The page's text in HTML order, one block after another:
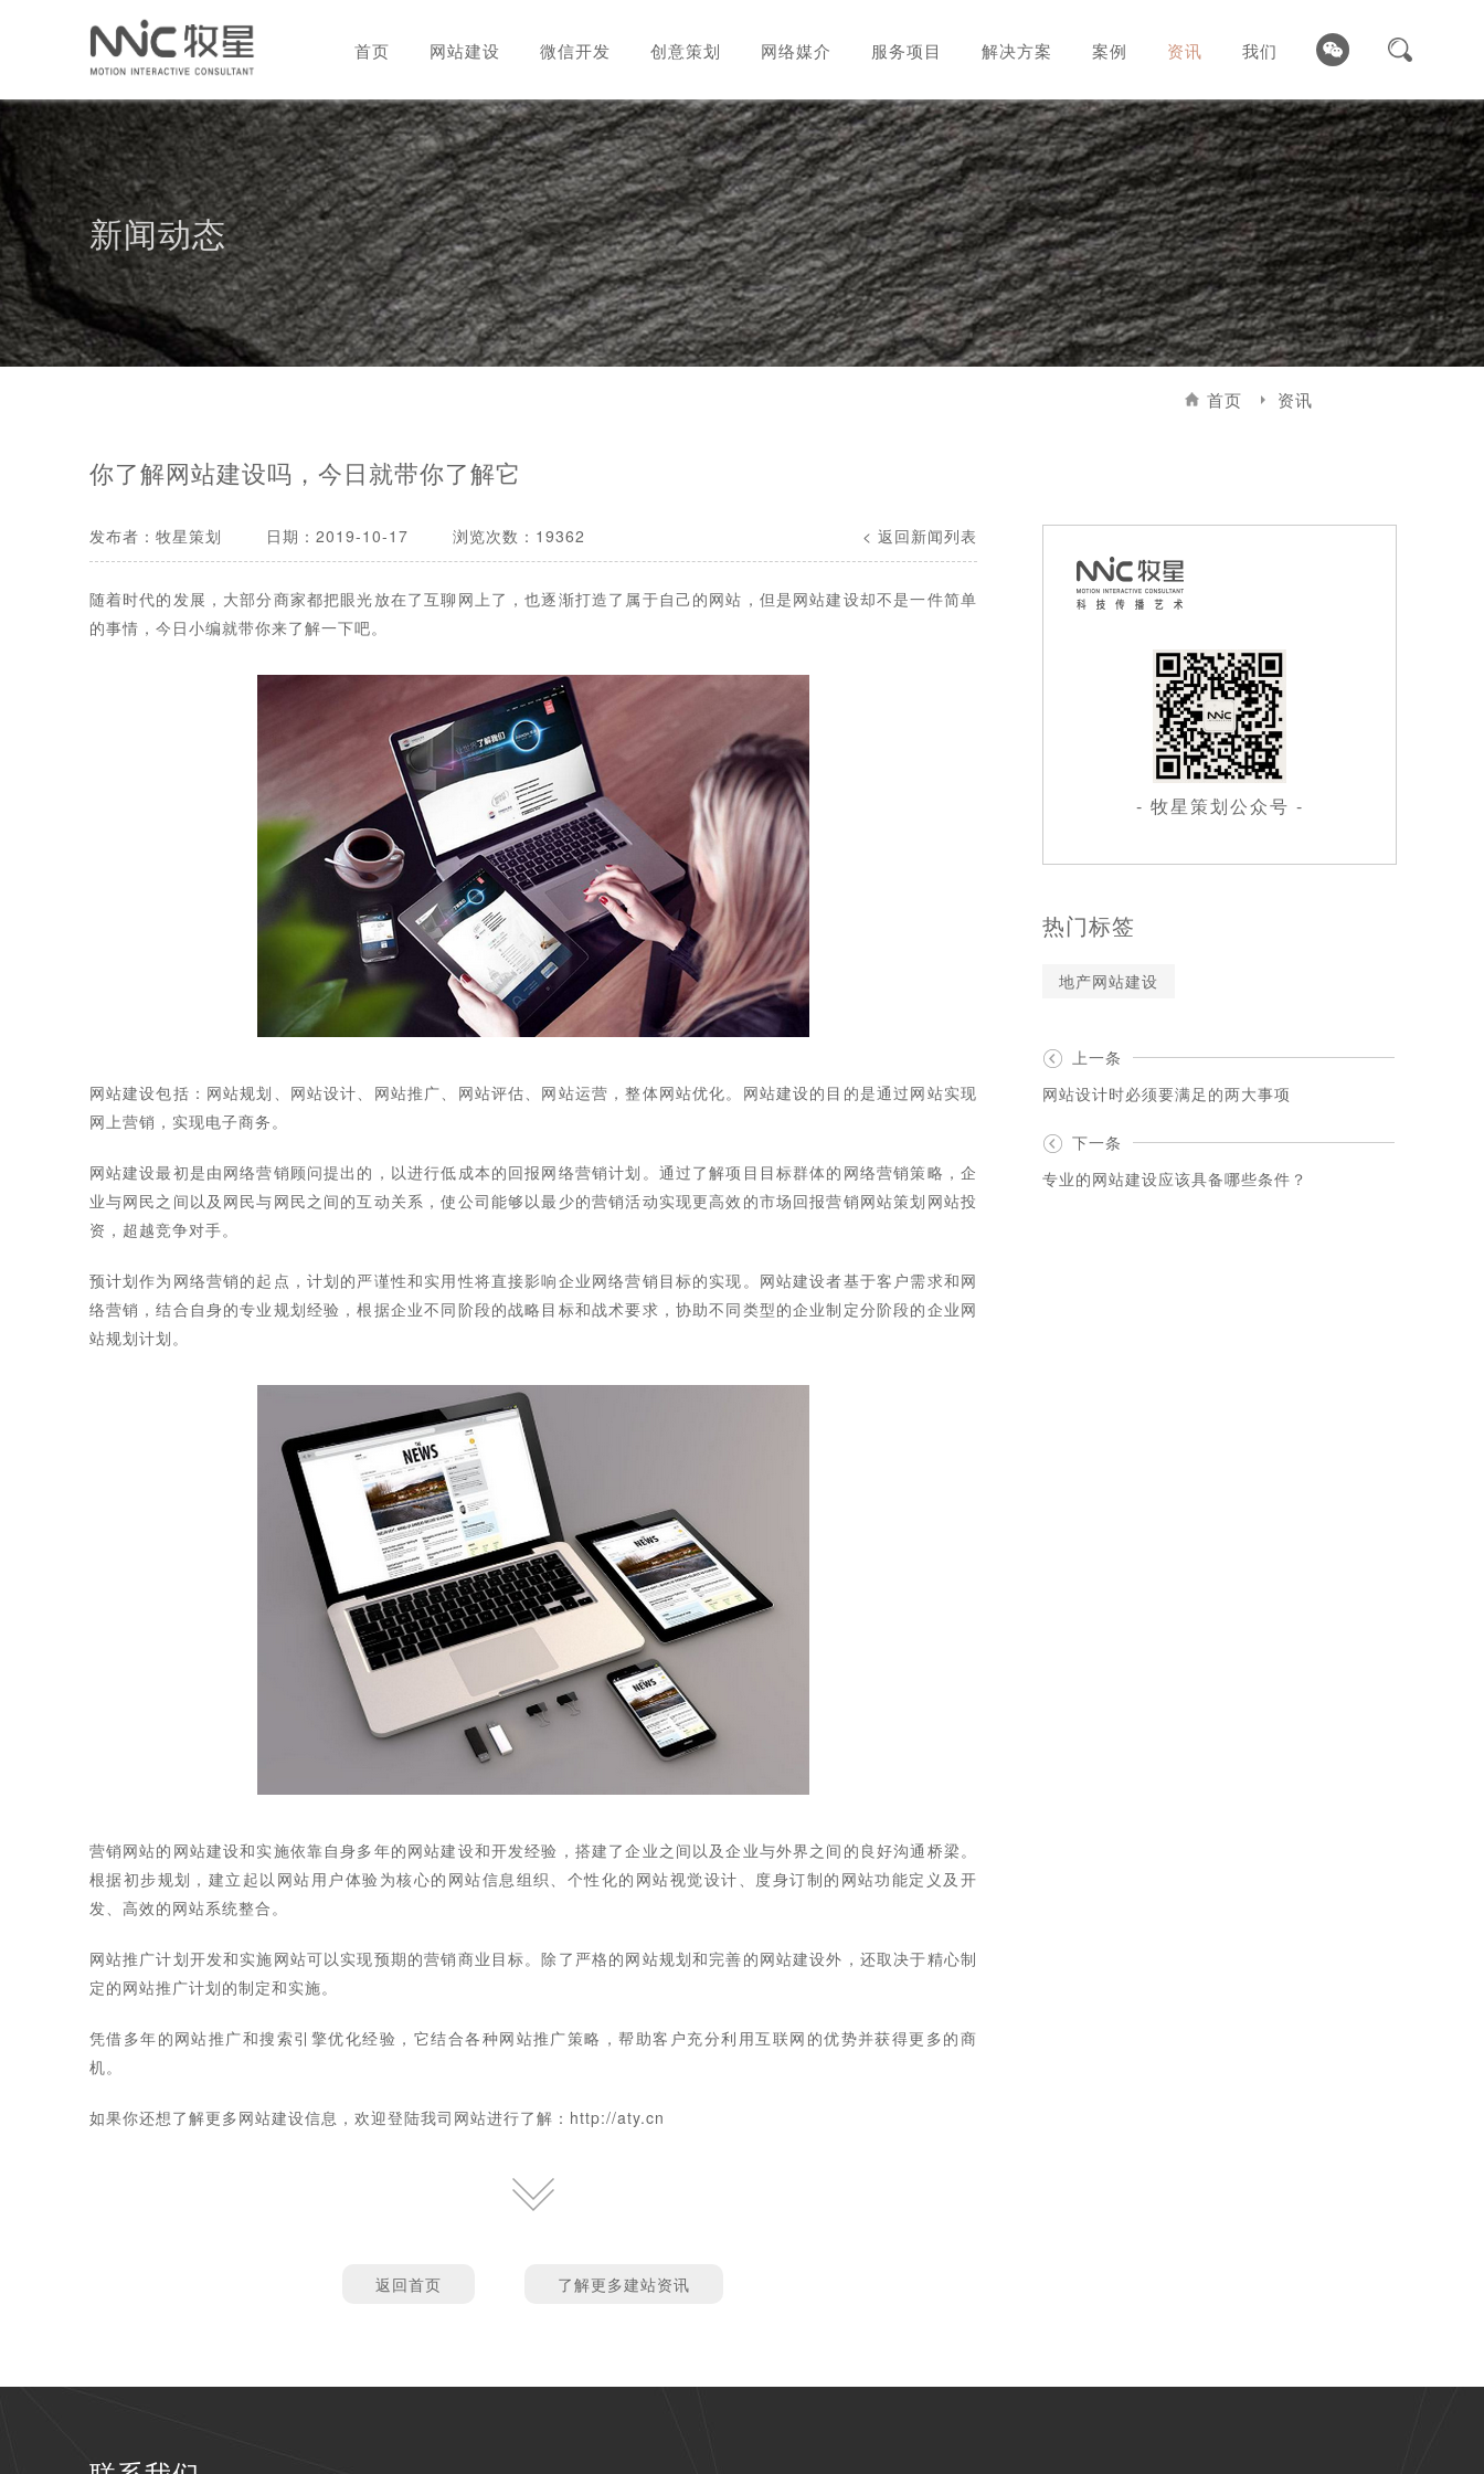
首页 网站建设 微信开发 创意策划 网络媒介 服务项目 解决方案 案例 资讯 我们
新闻动态
首页 资讯
你了解网站建设吗，今日就带你了解它
发布者：牧星策划 日期：2019-10-17 浏览次数：19362 < 返回新闻列表
随着时代的发展，大部分商家都把眼光放在了互聊网上了，也逐渐打造了属于自己的网站，但是网站建设却不是一件简单
的事情，今日小编就带你来了解一下吧。
网站建设包括：网站规划、网站设计、网站推广、网站评估、网站运营，整体网站优化。网站建设的目的是通过网站实现
网上营销，实现电子商务。
网站建设最初是由网络营销顾问提出的，以进行低成本的回报网络营销计划。通过了解项目目标群体的网络营销策略，企
业与网民之间以及网民与网民之间的互动关系，使公司能够以最少的营销活动实现更高效的市场回报营销网站策划网站投
资，超越竞争对手。
预计划作为网络营销的起点，计划的严谨性和实用性将直接影响企业网络营销目标的实现。网站建设者基于客户需求和网
络营销，结合自身的专业规划经验，根据企业不同阶段的战略目标和战术要求，协助不同类型的企业制定分阶段的企业网
站规划计划。
营销网站的网站建设和实施依靠自身多年的网站建设和开发经验，搭建了企业之间以及企业与外界之间的良好沟通桥梁。
根据初步规划，建立起以网站用户体验为核心的网站信息组织、个性化的网站视觉设计、度身订制的网站功能定义及开
发、高效的网站系统整合。
网站推广计划开发和实施网站可以实现预期的营销商业目标。除了严格的网站规划和完善的网站建设外，还取决于精心制
定的网站推广计划的制定和实施。
凭借多年的网站推广和搜索引擎优化经验，它结合各种网站推广策略，帮助客户充分利用互联网的优势并获得更多的商
机。
如果你还想了解更多网站建设信息，欢迎登陆我司网站进行了解： http://aty.cn
返回首页 了解更多建站资讯
- 牧星策划公众号 -
热门标签
地产网站建设
上一条
网站设计时必须要满足的两大事项
下一条
专业的网站建设应该具备哪些条件？